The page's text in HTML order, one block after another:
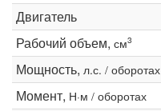
Двигатель
Рабочий объем, см3
Мощность, л.с. / оборотах
Момент, Н·м / оборотах